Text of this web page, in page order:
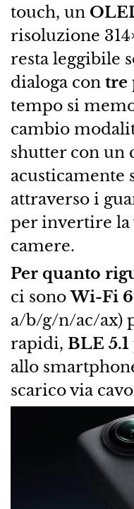
touch, un
risoluzione
resta leggibile
dialoga con tre
tempo si
cambio
shutter con un
acusticamente
attraverso i
per invertire la
camere.
Per quanto
ci sonoWi-Fi 6
a/b/g/n/ac/ax)
rapidi, BLE 5.1
allo
scarico via